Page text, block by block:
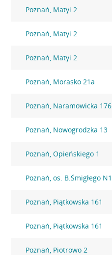
Poznań, Matyi 2
Poznań, Matyi 2
Poznań, Matyi 2
Poznań, Morasko 21a
Poznań, Naramowicka 176
Poznań, Nowogrodzka 13
Poznań, Opieńskiego 1
Poznań, os. B.Śmigłego N1
Poznań, Piątkowska 161
Poznań, Piątkowska 161
Poznań, Piotrowo 2